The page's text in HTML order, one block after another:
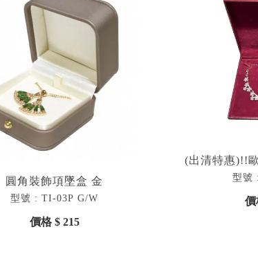
圓角裝飾項墜盒 金
型號 : TI-03P G/W
價格 $ 215
(出清特惠)!!
型號
價